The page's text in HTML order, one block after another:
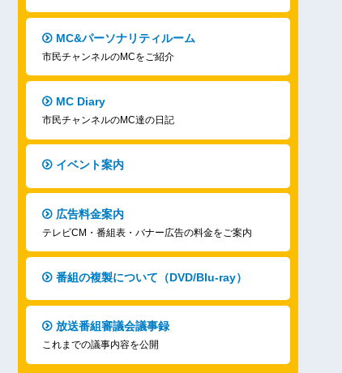
MC&パーソナリティルーム
市民チャンネルのMCをご紹介
MC Diary
市民チャンネルのMC達の日記
イベント案内
広告料金案内
テレビCM・番組表・バナー広告の料金をご案内
番組の複製について（DVD/Blu-ray）
放送番組審議会議事録
これまでの議事内容を公開